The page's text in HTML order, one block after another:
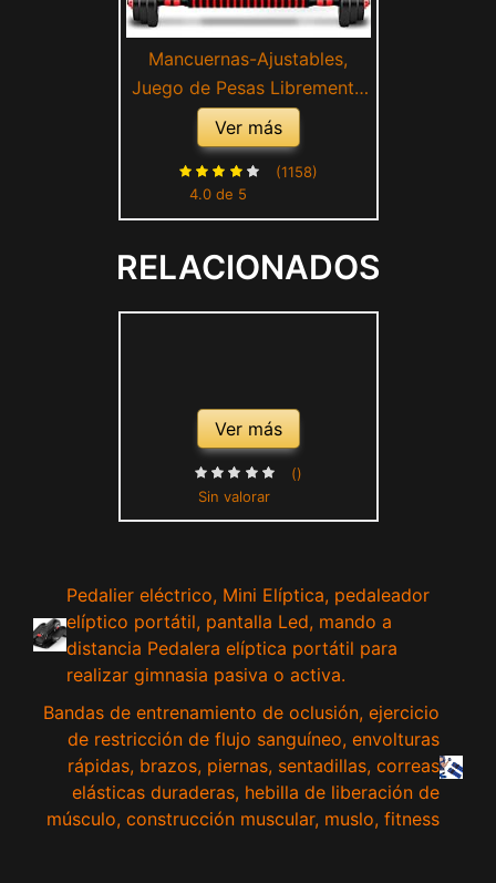
Mancuernas-Ajustables,
Juego de Pesas Libremente
Combinable con Barras
ConexióN, Kit de
Levantamiento para
Gimnasio en casa, Fitness
Negro,10kg(5kg*2)
Ver más
4.0 de 5
(1158)
RELACIONADOS
Ver más
Sin valorar
()
Pedalier eléctrico, Mini Elíptica, pedaleador
elíptico portátil, pantalla Led, mando a
distancia Pedalera elíptica portátil para
realizar gimnasia pasiva o activa.
Bandas de entrenamiento de oclusión, ejercicio
de restricción de flujo sanguíneo, envolturas
rápidas, brazos, piernas, sentadillas, correas
elásticas duraderas, hebilla de liberación de
músculo, construcción muscular, muslo, fitness